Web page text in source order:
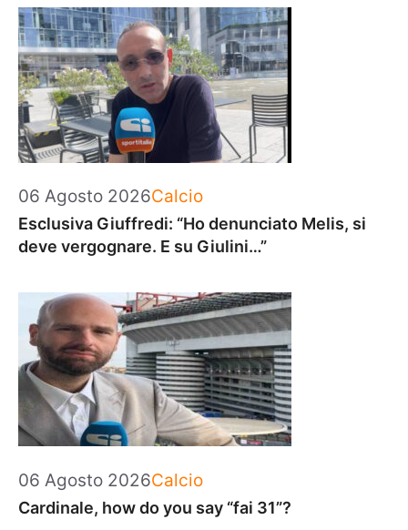
06 Agosto 2026Categorie
Calcio
Esclusiva Giuffredi: “Ho denunciato Melis, si
deve vergognare. E su Giulini…”
06 Agosto 2026Categorie
Calcio
Cardinale, how do you say “fai 31”?